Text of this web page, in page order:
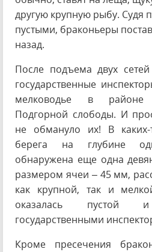
другую крупную рыбу. Судя
пустыми, браконьеры
назад.
После подъема двух
государственные
мелководье в районе
Подгорной слободы. И
не обмануло их! В
берега на глубине
обнаружена еще одна
размером ячеи – 45 мм,
как крупной, так и
оказалась
государственными
Кроме пресечения